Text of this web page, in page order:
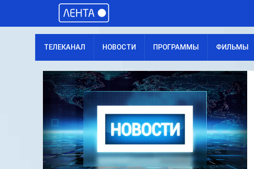
ТЕЛЕКАНАЛ НОВОСТИ ПРОГРАММЫ ФИЛЬМЫ